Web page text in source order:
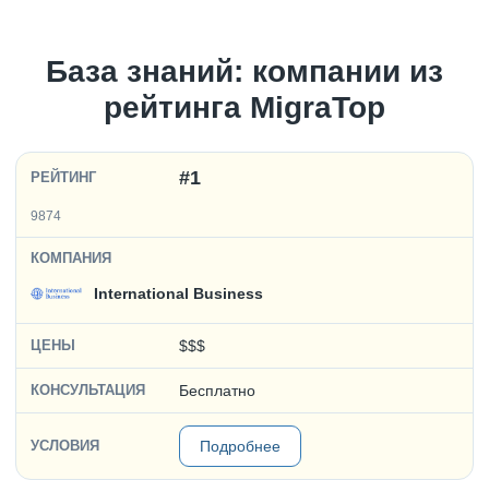
База знаний: компании из
рейтинга MigraTop
#1
9874
International Business
$$$
Бесплатно
Подробнее